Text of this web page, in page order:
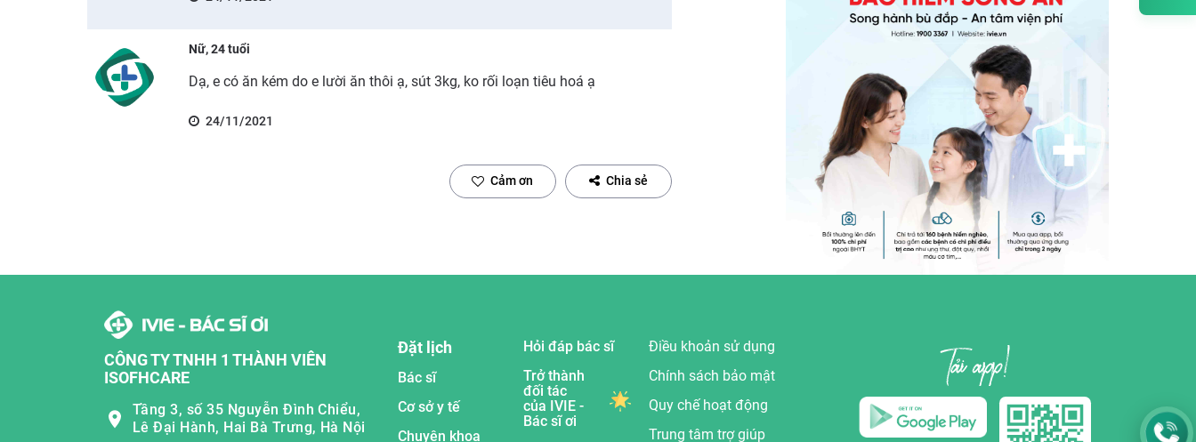
Nữ, 24 tuổi
Dạ, e có ăn kém do e lười ăn thôi ạ, sút 3kg, ko rối loạn tiêu hoá ạ
24/11/2021
Cảm ơn Chia sẻ
CÔNG TY TNHH 1 THÀNH VIÊN
ISOFHCARE
Tầng 3, số 35 Nguyễn Đình Chiểu,
Lê Đại Hành, Hai Bà Trưng, Hà Nội
Đặt lịch
Bác sĩ
Cơ sở y tế
Chuyên khoa
Hỏi đáp bác sĩ
Trở thành
đối tác
của IVIE -
Bác sĩ ơi
Điều khoản sử dụng
Chính sách bảo mật
Quy chế hoạt động
Trung tâm trợ giúp